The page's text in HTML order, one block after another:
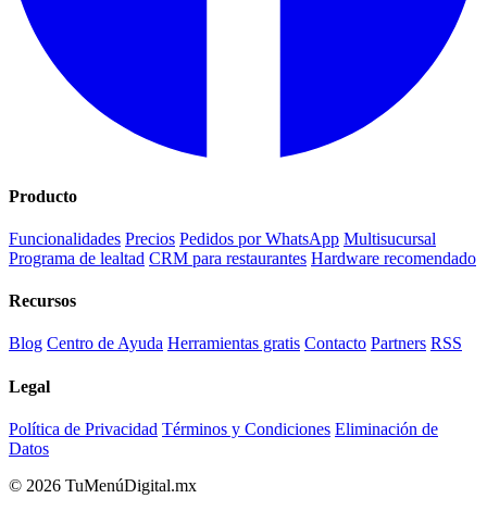
Producto
Funcionalidades Precios Pedidos por WhatsApp Multisucursal
Programa de lealtad CRM para restaurantes Hardware recomendado
Recursos
Blog Centro de Ayuda Herramientas gratis Contacto Partners RSS
Legal
Política de Privacidad Términos y Condiciones Eliminación de
Datos
© 2026 TuMenúDigital.mx